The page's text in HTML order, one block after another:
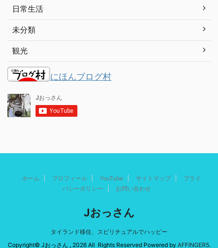
日常生活
未分類
観光
にほんブログ村
ホーム プロフィール YouTube サイトマップ
プライ
バシーポリシー
お問い合わせ
Jおっさん
タイランド移住、スピリチュアルでハッピー
Copyright© Jおっさん , 2026 All Rights Reserved Powered by AFFINGER5.